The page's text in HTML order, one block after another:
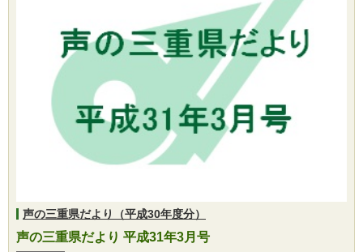
声の三重県だより（平成30年度分）
声の三重県だより 平成31年3月号